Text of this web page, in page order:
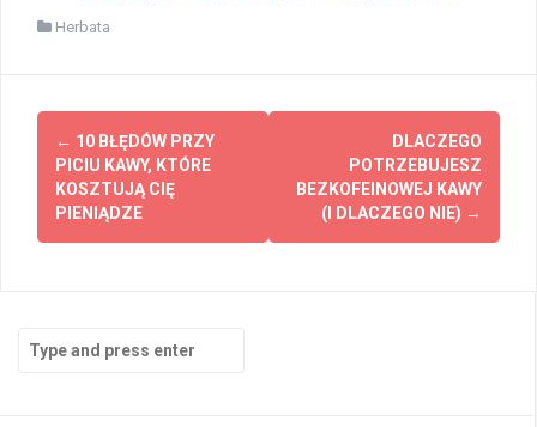
Herbata
Post
navigation
← 10 BŁĘDÓW PRZY
PICIU KAWY, KTÓRE
KOSZTUJĄ CIĘ
PIENIĄDZE
DLACZEGO
POTRZEBUJESZ
BEZKOFEINOWEJ KAWY
(I DLACZEGO NIE) →
for: